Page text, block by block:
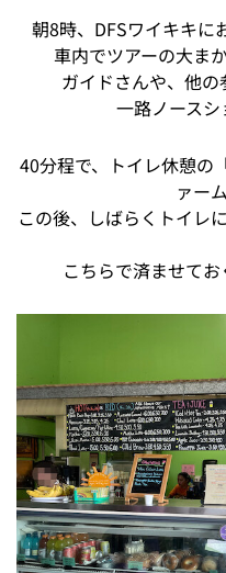
朝8時、DFSワイキキに
車内でツアーの大ま
ガイドさんや、他
一路ノースシ
40分程で、トイレ休憩の
ァー
この後、しばらくトイレ
こちらで済ませてお